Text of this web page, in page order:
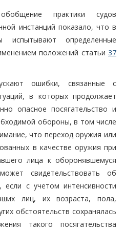
практики судов
инстанций показало, что в
испытывают определенные
положений статьи 37
ошибки, связанные с
в которых продолжает
опасное посягательство и
обороны, в том числе
что переход оружия или
в качестве оружия при
лица к оборонявшемуся
свидетельствовать об
если с учетом интенсивности
лиц, их возраста, пола,
обстоятельств сохранялась
такого посягательства